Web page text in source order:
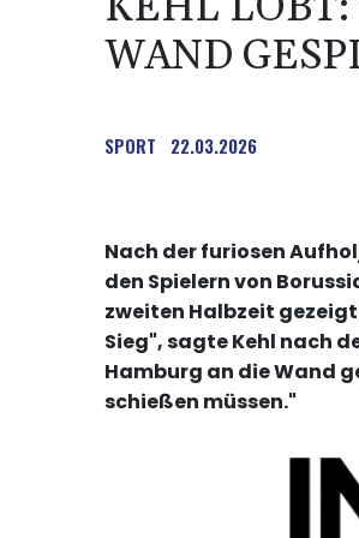
WAND
SPORT 22.03.2026
Nach der furiosen
den Spielern von
zweiten Halbzeit
Sieg", sagte Kehl nach
Hamburg an die Wand
schießen müssen."